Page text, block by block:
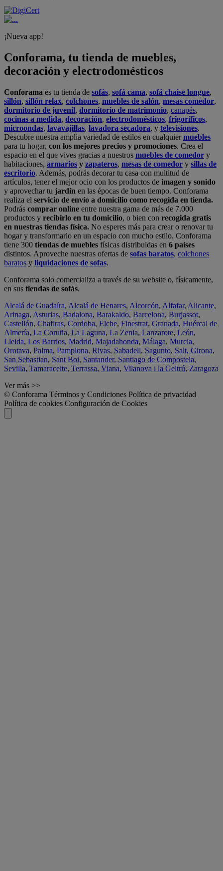
¡Nueva app!
Conforama, tu tienda de muebles,
decoración y electrodomésticos
Conforama es tu tienda de sofás, sofá cama, sofá chaise longue,
sillón, sillón relax, colchones, muebles de salón, mesas comedor,
dormitorio de juvenil, dormitorio de matrimonio, canapés,
cocinas a medida, decoración, electrodomésticos, frigoríficos,
microondas, lavavajillas, lavadora secadora, y televisiones.
Descubre nuestra amplia variedad de estilos en cualquiermuebles
para tu hogar, con los mejores precios y promociones. Crea el
espacio en el que vives gracias a nuestros muebles de comedor y
habitaciones, armarios y zapateros, mesas de comedor y sillas de
escritorio. Además, podrás decorar tu casa con multitud de
artículos, tener el mejor ocio con los productos de imagen y sonido
y aprovechar tu jardín en las épocas de buen tiempo. Conforama
realiza el servicio de envío a domicilio como recogida en tienda.
Podrás comprar online entre nuestra gama de más de 7.000
productos y recibirlo en tu domicilio, o bien con recogida gratis
en nuestras tiendas física. No esperes más para crear o renovar tu
hogar y transformarlo en un espacio con mucho estilo. Conforama
tiene 300 tiendas de muebles físicas distribuidas en 6 países
distintos. Aproveche nuestras ofertas de sofas baratos, colchones
baratos y liquidaciones de sofas.
Conforama solo comercializa a través de su website o, físicamente,
en sus tiendas de sofás.
Alcalá de Guadaíra, Alcalá de Henares, Alcorcón, Alfafar, Alicante,
Arinaga, Asturias, Badalona, Barakaldo, Barcelona, Burjassot,
Castellón, Chafiras, Cordoba, Elche, Finestrat, Granada, Huércal de
Almería, La Coruña, La Laguna, La Zenia, Lanzarote, León,
Lleida, Los Barrios, Madrid, Majadahonda, Málaga, Murcia,
Orotava, Palma, Pamplona, Rivas, Sabadell, Sagunto, Salt, Girona,
San Sebastian, Sant Boi, Santander, Santiago de Compostela,
Sevilla, Tamaraceite, Terrassa, Viana, Vilanova i la Geltrú, Zaragoza
Ver más >>
© Conforama Términos y Condiciones Política de privacidad
Política de cookies Configuración de Cookies